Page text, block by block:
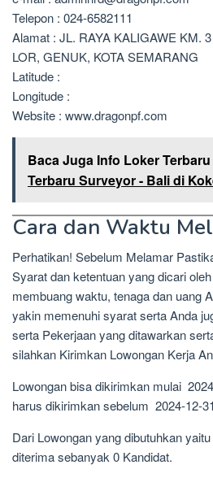
Telepon : 024-6582111
Alamat : JL. RAYA KALIGAWE KM.
LOR, GENUK, KOTA SEMARANG
Latitude :
Longitude :
Website : www.dragonpf.com
Baca Juga Info Loker
Terbaru Surveyor - Bali di
Cara dan Waktu
Perhatikan! Sebelum Melamar
Syarat dan ketentuan yang dicari
membuang waktu, tenaga dan uang
yakin memenuhi syarat serta Anda
serta Pekerjaan yang ditawarkan
silahkan Kirimkan Lowongan Kerja
Lowongan bisa dikirimkan mulai
harus dikirimkan sebelum 2024-12-
Dari Lowongan yang dibutuhkan
diterima sebanyak 0 Kandidat.